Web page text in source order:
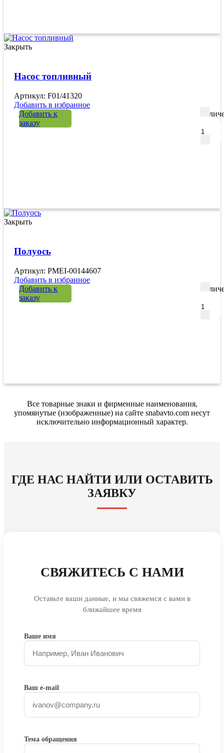
Закрыть
Насос топливный
Артикул: F01/41320
Добавить в избранное
Добавить к
заказу
Закрыть
Полуось
Артикул: PMEI-00144607
Добавить в избранное
Добавить к
заказу
Все товарные знаки и фирменные наименования,
упомянутые (изображенные) на сайте snabavto.com несут
исключительно информационный характер.
ГДЕ НАС НАЙТИ ИЛИ ОСТАВИТЬ
ЗАЯВКУ
СВЯЖИТЕСЬ С НАМИ
Оставьте ваши данные, и мы свяжемся с вами в
ближайшее время
Ваше имя
Ваш e-mail
Тема обращения